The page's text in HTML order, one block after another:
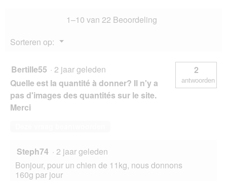
1–10 van 22 Beoordeling
Sorteren op:
▼
Menu
Bertille55 · 2 jaar geleden
Quelle est la quantité à donner? Il n'y a
pas d'images des quantités sur le site.
Merci
2
antwoorden
Steph74 · 2 jaar geleden
Bonjour, pour un chien de 11kg, nous donnons
160g par jour